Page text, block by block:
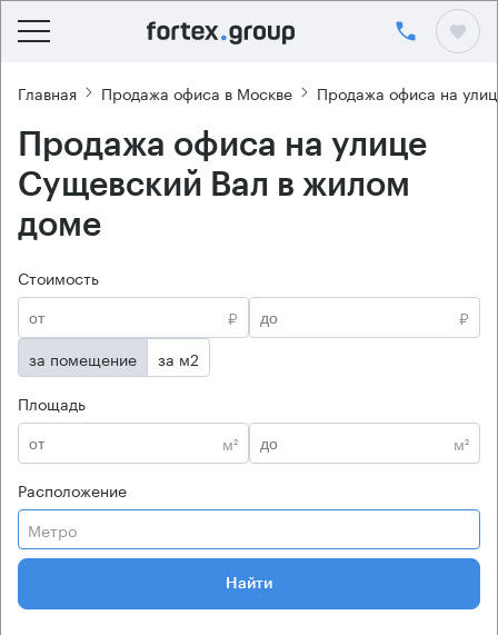
Главная Продажа офиса в Москве Продажа офиса на
Продажа офиса на улице
Сущевский Вал в жилом
доме
Стоимость
₽
₽
за помещение
за м2
Площадь
м²
м²
Расположение
Метро
Найти